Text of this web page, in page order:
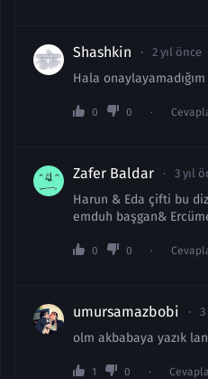
Shashkin 2 yıl önce
Hala
0 0
Zafer Baldar 3 yıl
Harun & Eda çifti bu
emduh başgan&
0 0
umursamazbobi 3
olm akbabaya yazık
1 0